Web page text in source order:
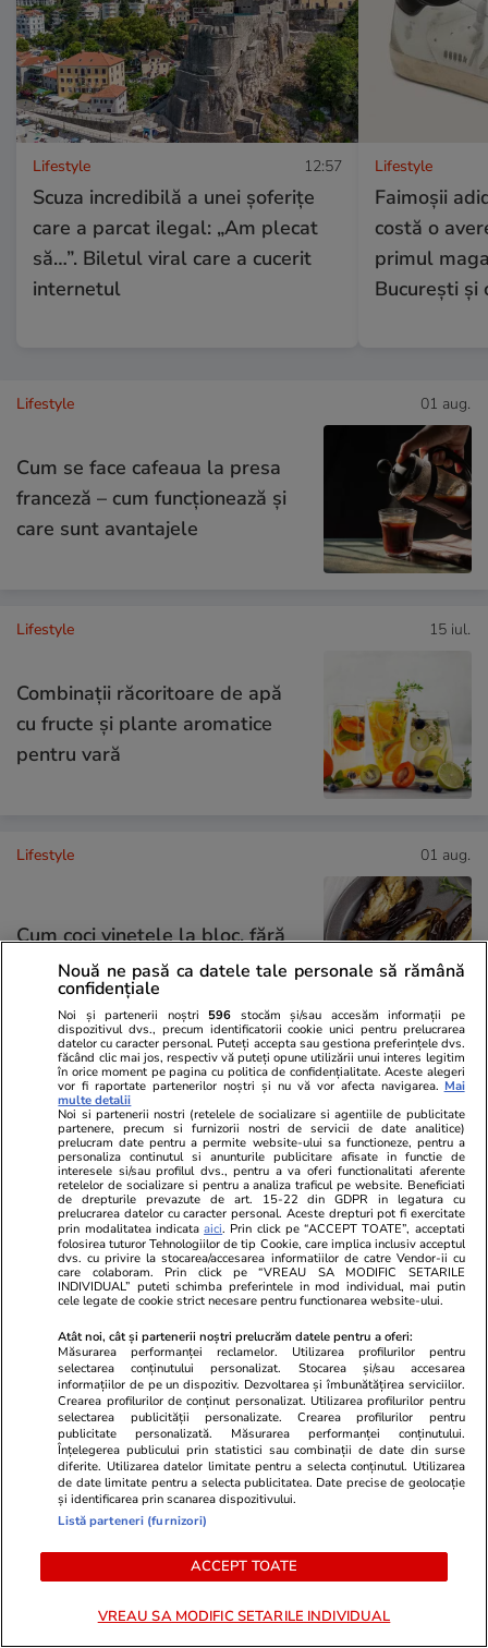
Lifestyle 12:57
Scuza incredibilă a unei șoferițe
care a parcat ilegal: „Am plecat
să…”. Biletul viral care a cucerit
internetul
Lifestyle
Faimoșii
costă o
primul
București și
Lifestyle 01 aug.
Cum se face cafeaua la presa
franceză – cum funcționează și
care sunt avantajele
Lifestyle 15 iul.
Combinaţii răcoritoare de apă
cu fructe şi plante aromatice
pentru vară
Lifestyle 01 aug.
Cum coci vinetele la bloc, fără
să umpli casa de fum
Lifestyle 28 iul.
Câte calorii are pepenele roșu –
beneficii și contraindicații
Știri România 15:35
Prima încercare de deviere a
cursului Dunării a eșuat.
Operațiunea pentru dislocarea
stâncii Pârjoaia va fi reluată luni
cu o cantitate dublă de
epxlozibil
Știri România 14:55
muncitori români calificați
Nouă ne pasă ca datele tale personale să rămână
confidențiale
Noi și partenerii noștri 596 stocăm și/sau accesăm informații pe
dispozitivul dvs., precum identificatorii cookie unici pentru prelucrarea
datelor cu caracter personal. Puteți accepta sau gestiona preferințele dvs.
făcând clic mai jos, respectiv vă puteți opune utilizării unui interes legitim
în orice moment pe pagina cu politica de confidențialitate. Aceste alegeri
vor fi raportate partenerilor noștri și nu vă vor afecta navigarea. Mai
multe detalii
Noi si partenerii nostri (retelele de socializare si agentiile de publicitate
partenere, precum si furnizorii nostri de servicii de date analitice)
prelucram date pentru a permite website-ului sa functioneze, pentru a
personaliza continutul si anunturile publicitare afisate in functie de
interesele si/sau profilul dvs., pentru a va oferi functionalitati aferente
retelelor de socializare si pentru a analiza traficul pe website. Beneficiati
de drepturile prevazute de art. 15-22 din GDPR in legatura cu
prelucrarea datelor cu caracter personal. Aceste drepturi pot fi exercitate
prin modalitatea indicataaici. Prin click pe “ACCEPT TOATE”, acceptati
folosirea tuturor Tehnologiilor de tip Cookie, care implica inclusiv acceptul
dvs. cu privire la stocarea/accesarea informatiilor de catre Vendor-ii cu
care colaboram. Prin click pe “VREAU SA MODIFIC SETARILE
INDIVIDUAL” puteti schimba preferintele in mod individual, mai putin
cele legate de cookie strict necesare pentru functionarea website-ului.
Atât noi, cât și partenerii noștri prelucrăm datele pentru a oferi:
Măsurarea performanței reclamelor. Utilizarea profilurilor pentru
selectarea conținutului personalizat. Stocarea și/sau accesarea
informațiilor de pe un dispozitiv. Dezvoltarea și îmbunătățirea serviciilor.
Crearea profilurilor de conținut personalizat. Utilizarea profilurilor pentru
selectarea publicității personalizate. Crearea profilurilor pentru
publicitate personalizată. Măsurarea performanței conținutului.
Înțelegerea publicului prin statistici sau combinații de date din surse
diferite. Utilizarea datelor limitate pentru a selecta conținutul. Utilizarea
de date limitate pentru a selecta publicitatea. Date precise de geolocație
și identificarea prin scanarea dispozitivului.
Listă parteneri (furnizori)
ACCEPT TOATE
VREAU SA MODIFIC SETARILE INDIVIDUAL